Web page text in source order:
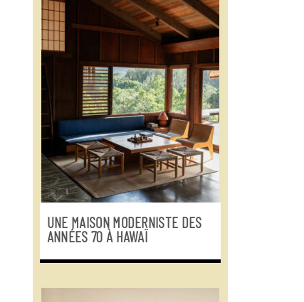
UNE MAISON MODERNISTE DES
ANNÉES 70 À HAWAÏ